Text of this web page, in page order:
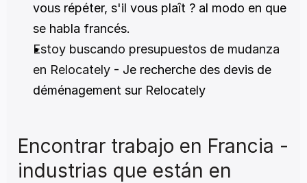
vous répéter, s'il vous plaît ? al modo en que
se habla francés.
Estoy buscando presupuestos de mudanza
en Relocately - Je recherche des devis de
déménagement sur Relocately
Encontrar trabajo en Francia -
industrias que están en